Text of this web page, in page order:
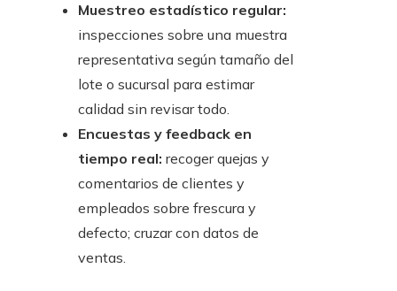
Muestreo estadístico regular:
inspecciones sobre una muestra
representativa según tamaño del
lote o sucursal para estimar
calidad sin revisar todo.
Encuestas y feedback en
tiempo real: recoger quejas y
comentarios de clientes y
empleados sobre frescura y
defecto; cruzar con datos de
ventas.